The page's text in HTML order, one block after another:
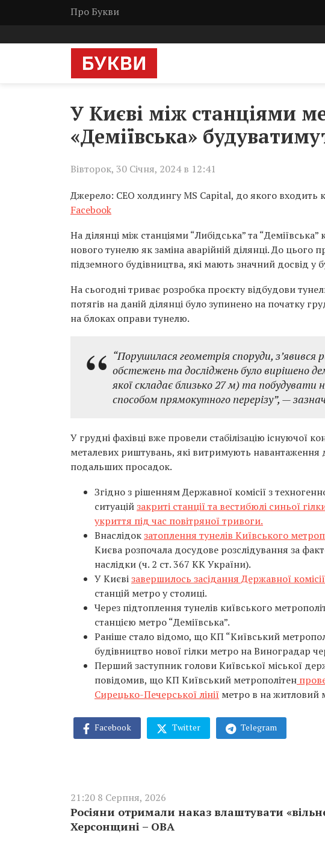
Про Букви
У Києві між станціями
«Деміївська»
Вівторок, 30 Січня, 2024 в 12:41
Джерело: CEO холдингу MS Capital, до якого
Facebook
На ділянці між станціями “Либідська” та
нового тунелю як заміна аварійній ділянці. До цього
підземного будівництва, які мають значний досвід у
На сьогодні триває розробка проєкту відбудови
потягів на даній ділянці було зупинено на початку
на блоках оправи тунелю.
“Порушилася геометрія споруди, з’явився
обстежень та досліджень було вирішено
якої складає близько 27 м) та
способом прямокутного перерізу”, —
У грудні фахівці вже провели стабілізацію існуючої
металевих риштувань, які витримують
подальших просадок.
Згідно з рішенням Державної комісії з
ситуаційзакриті станції та вестибюлі синьої
укриття під час повітряної тривоги.
Внаслідокзатоплення тунелів Київського
Києва розпочала досудове розслідування за
наслідки (ч. 2 ст. 367 КК України).
У Києвізавершилось засідання Державної
станцій метро у столиці.
Через підтоплення тунелів київського
станцією метро “Деміївська”.
Раніше стало відомо, що КП “Київський
будівництво нової гілки метро на Виноградар
Перший заступник голови Київської міської
повідомив, що КП Київський метрополітен
Сирецько-Печерської лінії метро в на житловий
Facebook Twitter Telegram
21:20 8 Серпня, 2026
Росіяни отримали наказ влаштувати
Херсонщині – ОВА